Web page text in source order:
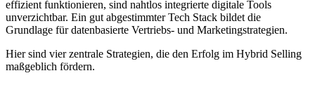
effizient funktionieren, sind nahtlos integrierte digitale Tools
unverzichtbar. Ein gut abgestimmter Tech Stack bildet die
Grundlage für datenbasierte Vertriebs- und Marketingstrategien.
Hier sind vier zentrale Strategien, die den Erfolg im Hybrid Selling
maßgeblich fördern.